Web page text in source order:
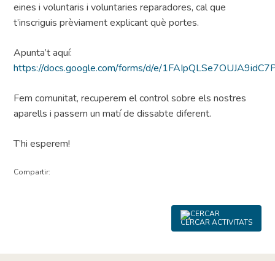
eines i voluntaris i voluntaries reparadores, cal que
t’inscriguis prèviament explicant què portes.
Apunta’t aquí:
https://docs.google.com/forms/d/e/
Fem comunitat, recuperem el control sobre els nostres
aparells i passem un matí de dissabte diferent.
T’hi esperem!
Compartir:
CERCAR ACTIVITATS